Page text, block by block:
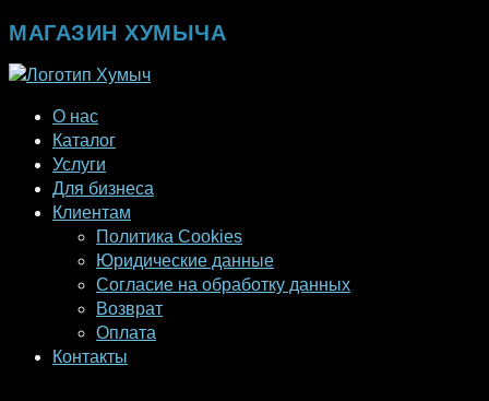
МАГАЗИН ХУМЫЧА
О нас
Каталог
Услуги
Для бизнеса
Клиентам
Политика Cookies
Юридические данные
Согласие на обработку данных
Возврат
Оплата
Контакты